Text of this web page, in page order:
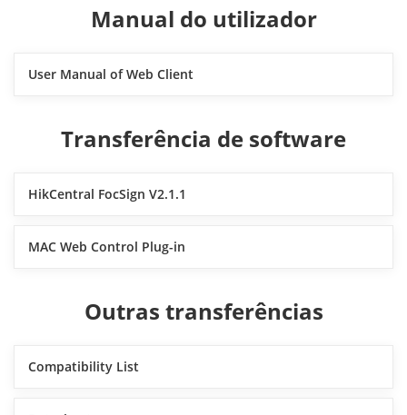
Manual do utilizador
User Manual of Web Client
Transferência de software
HikCentral FocSign V2.1.1
MAC Web Control Plug-in
Outras transferências
Compatibility List